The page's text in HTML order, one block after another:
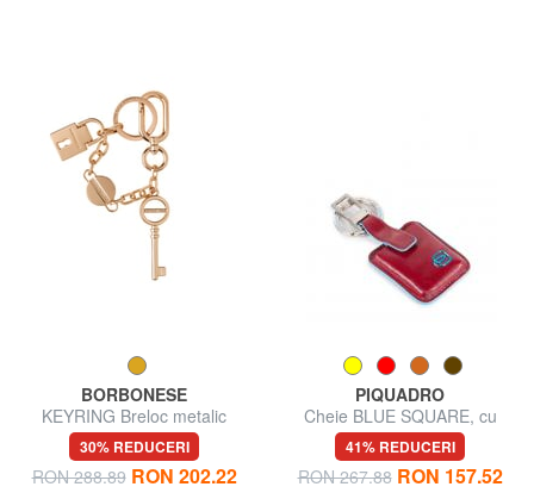
BORBONESE
KEYRING Breloc metalic
30% REDUCERI
RON 288.89 RON 202.22
PIQUADRO
Cheie BLUE SQUARE, cu
dispozitiv CONNEQU
41% REDUCERI
RON 267.88 RON 157.52